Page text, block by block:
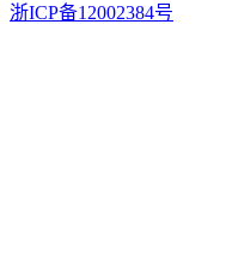
浙ICP备12002384号